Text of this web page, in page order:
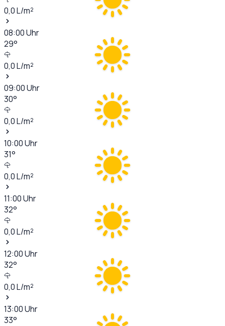
0,0L/m²
08:00Uhr
29°
0,0L/m²
09:00Uhr
30°
0,0L/m²
10:00Uhr
31°
0,0L/m²
11:00Uhr
32°
0,0L/m²
12:00Uhr
32°
0,0L/m²
13:00Uhr
33°